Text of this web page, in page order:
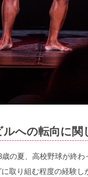
への転向に関
の夏、高校野球が終
取り組む程度の経験し